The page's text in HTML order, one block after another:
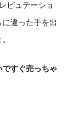
ピュテーショ
違った手を出
すぐ売っちゃ